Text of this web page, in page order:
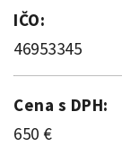
IČO:
46953345
Cena s DPH:
650 €